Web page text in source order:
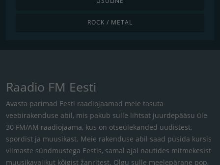
ROCK / METAL
Raadio FM Eesti
Avasta parimad Eesti raadiojaamad meie tasuta
veebirakenduse abil, mis pakub sulle lihtsat juurdepääsu üle
30 FM/AM raadiojaama, kus on otseülekanded uudistest,
spordist ja muusikast. Meie rakenduse abil saad püsida kursis
viimaste sündmustega Eestis, samal ajal nautides mitmekesist
muusikavalikut kõigist žanritest. Olgu sulle meelepärane pop,